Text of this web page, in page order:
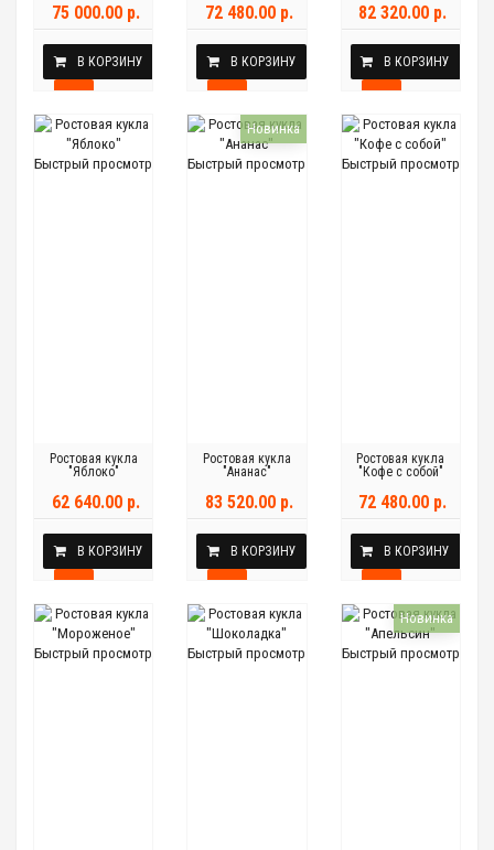
75 000.00 р.
В КОРЗИНУ
72 480.00 р.
В КОРЗИНУ
82 320.00 р.
В КОРЗИНУ
Быстрый просмотр
Ростовая кукла
"Яблоко"
62 640.00 р.
В КОРЗИНУ
Новинка
Быстрый просмотр
Ростовая кукла
"Ананас"
83 520.00 р.
В КОРЗИНУ
Быстрый просмотр
Ростовая кукла
"Кофе с собой"
72 480.00 р.
В КОРЗИНУ
Быстрый просмотр Быстрый просмотр
Новинка
Быстрый просмотр